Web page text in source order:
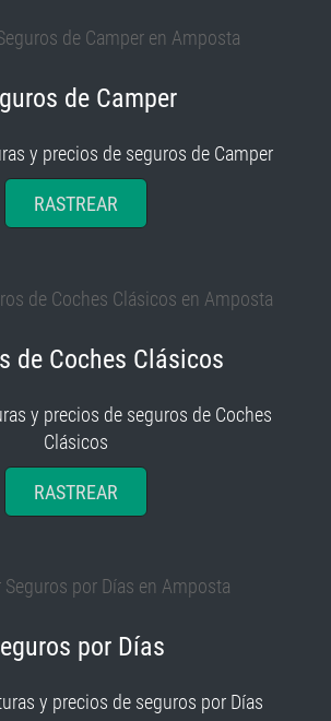
de Camper
y precios de seguros de Camper
RASTREAR
de Coches Clásicos
y precios de seguros de Coches
Clásicos
RASTREAR
por Días
y precios de seguros por Días